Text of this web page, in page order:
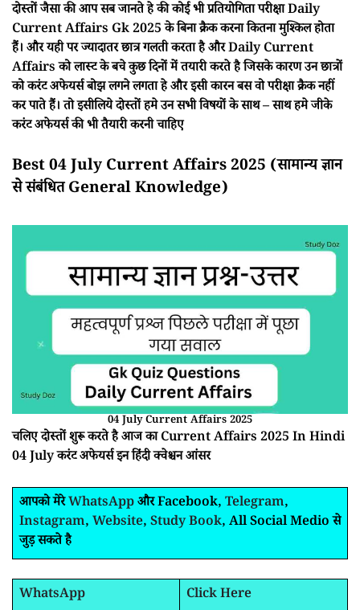
दोस्तों जैसा की आप सब जानते हे की कोई भी प्रतियोगिता परीक्षा Daily
Current Affairs Gk 2025 के बिना क्रैक करना कितना मुश्किल होता
हैं। और यही पर ज्यादातर छात्र गलती करता है और Daily Current
Affairs को लास्ट के बचे कुछ दिनों में तयारी करते है जिसके कारण उन छात्रों
को करंट अफेयर्स बोझ लगने लगता हे और इसी कारन बस वो परीक्षा क्रैक नहीं
कर पाते हैं। तो इसीलिये दोस्तों हमे उन सभी विषयों के साथ – साथ हमे जीके
करंट अफेयर्स की भी तैयारी करनी चाहिए
Best 04 July Current Affairs 2025 (सामान्य ज्ञान
से संबंधित General Knowledge)
04 July Current Affairs 2025
चलिए दोस्तों शुरू करते है आज का Current Affairs 2025 In Hindi
04 July करंट अफेयर्स इन हिंदी क्वेश्चन आंसर
आपको मेरेWhatsAppऔर Facebook, Telegram,
Instagram, Website, Study Book, All Social Medio से
जुड़ सकते है
WhatsApp
Click Here